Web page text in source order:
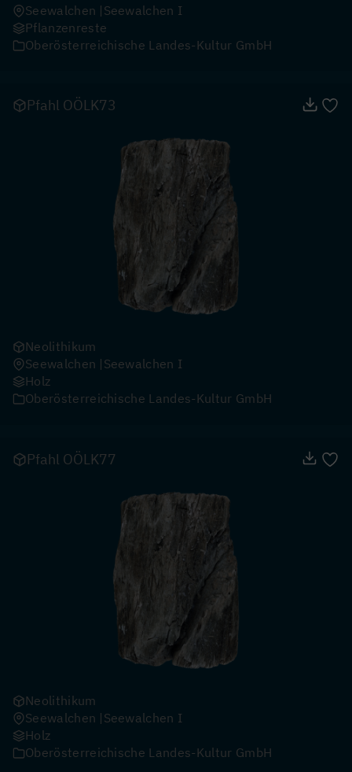
Seewalchen Seewalchen I
Pflanzenreste
Oberösterreichische Landes-Kultur GmbH
Pfahl OÖLK73
Neolithikum
Seewalchen Seewalchen I
Holz
Oberösterreichische Landes-Kultur GmbH
Pfahl OÖLK77
Neolithikum
Seewalchen Seewalchen I
Holz
Oberösterreichische Landes-Kultur GmbH